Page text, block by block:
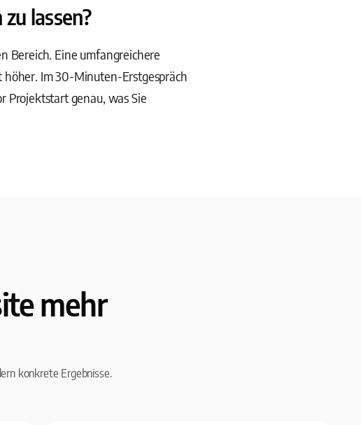
lassen?
Bereich. Eine umfangreichere
Im 30-Minuten-Erstgespräch
Projektstart genau, was Sie
mehr
konkrete Ergebnisse.